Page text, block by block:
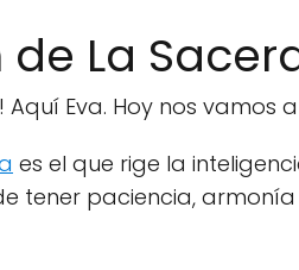
La
Aquí Eva. Hoy nos vamos
es el que rige la
tener paciencia, armonía